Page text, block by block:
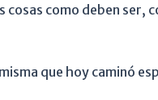
como deben ser,
que hoy caminó